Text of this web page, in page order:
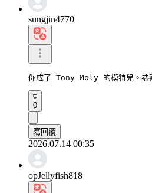
sungjin4770
你成了 Tony Moly 的模特兒。恭
0
寫回覆
2026.07.14 00:35
opJellyfish818